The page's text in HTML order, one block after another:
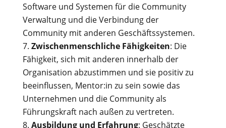
Software und Systemen für die Community
Verwaltung und die Verbindung der
Community mit anderen Geschäftssystemen.
Zwischenmenschliche Fähigkeiten: Die
Fähigkeit, sich mit anderen innerhalb der
Organisation abzustimmen und sie positiv zu
beeinflussen, Mentor:in zu sein sowie das
Unternehmen und die Community als
Führungskraft nach außen zu vertreten.
Ausbildung und Erfahrung: Geschätzte